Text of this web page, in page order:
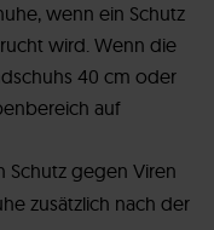
wenn ein Schutz
wird. Wenn die
40 cm oder
auf
Schutz gegen Viren
zusätzlich nach der